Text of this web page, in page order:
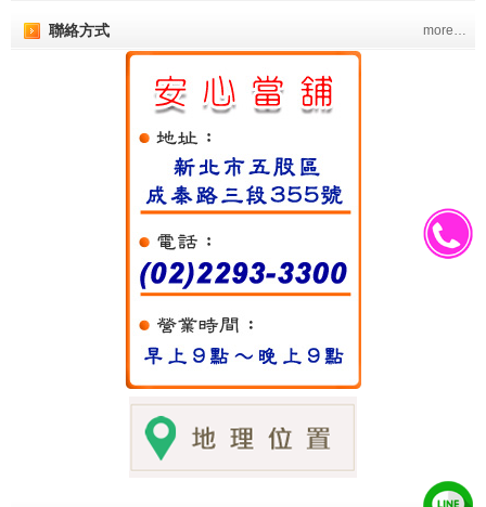
聯絡方式 more…